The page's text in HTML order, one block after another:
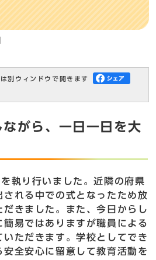
別ウィンドウで開きます
がら、一日一日を大
執り行いました。近隣の府県
される中での式となったため放
きました。また、今日からし
簡易ではありますが職員による
ただきます。学校としてでき
安全安心に留意して教育活動を